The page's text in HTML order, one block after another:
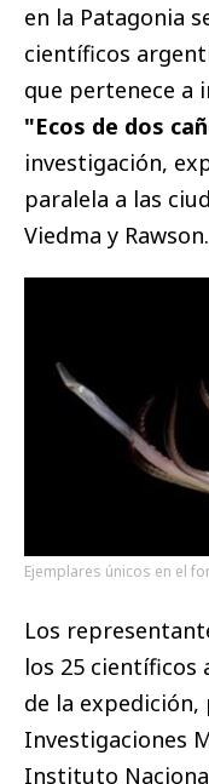
en la Patagonia
científicos
que pertenece a
"Ecos de dos
investigación,
paralela a las
Viedma y Rawson.
Ejemplares únicos en el
Los
los 25
de la
Investigaciones
Instituto